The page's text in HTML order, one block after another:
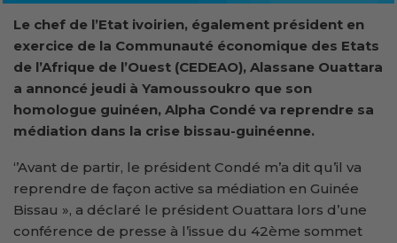
Le chef de l’Etat ivoirien, également président en
exercice de la Communauté économique des Etats
de l’Afrique de l’Ouest (CEDEAO), Alassane Ouattara
a annoncé jeudi à Yamoussoukro que son
homologue guinéen, Alpha Condé va reprendre sa
médiation dans la crise bissau-guinéenne.
‘’Avant de partir, le président Condé m’a dit qu’il va
reprendre de façon active sa médiation en Guinée
Bissau », a déclaré le président Ouattara lors d’une
conférence de presse à l’issue du 42ème sommet